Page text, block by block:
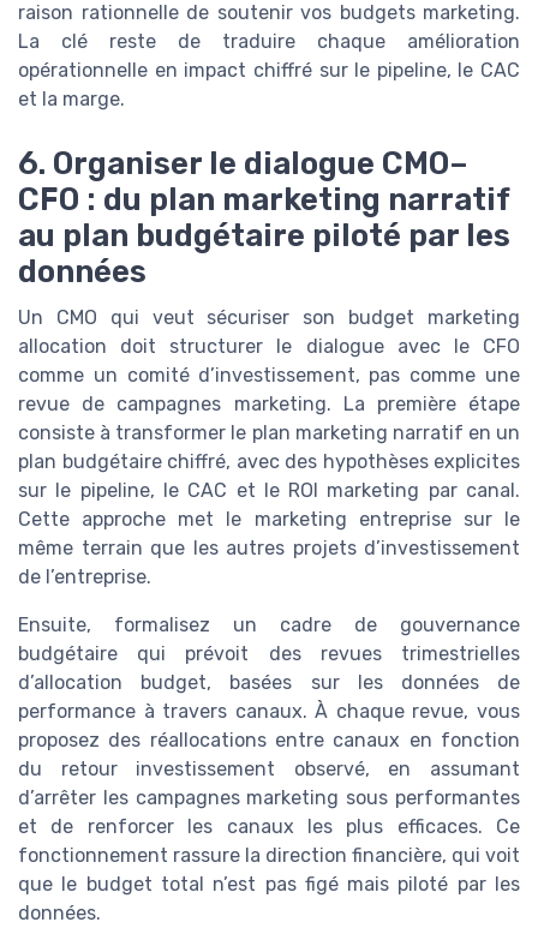
raison rationnelle de soutenir vos budgets marketing.
La clé reste de traduire chaque amélioration
opérationnelle en impact chiffré sur le pipeline, le CAC
et la marge.
6. Organiser le dialogue CMO–
CFO : du plan marketing narratif
au plan budgétaire piloté par les
données
Un CMO qui veut sécuriser son budget marketing
allocation doit structurer le dialogue avec le CFO
comme un comité d’investissement, pas comme une
revue de campagnes marketing. La première étape
consiste à transformer le plan marketing narratif en un
plan budgétaire chiffré, avec des hypothèses explicites
sur le pipeline, le CAC et le ROI marketing par canal.
Cette approche met le marketing entreprise sur le
même terrain que les autres projets d’investissement
de l’entreprise.
Ensuite, formalisez un cadre de gouvernance
budgétaire qui prévoit des revues trimestrielles
d’allocation budget, basées sur les données de
performance à travers canaux. À chaque revue, vous
proposez des réallocations entre canaux en fonction
du retour investissement observé, en assumant
d’arrêter les campagnes marketing sous performantes
et de renforcer les canaux les plus efficaces. Ce
fonctionnement rassure la direction financière, qui voit
que le budget total n’est pas figé mais piloté par les
données.